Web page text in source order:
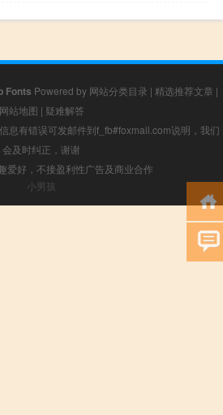
Fonts Powered by 网站分类目录 | 精选推荐文章 |
网站地图 | 疑难解答
息有错误可发邮件到f_fb#foxmail.com说明，我们
会及时纠正，谢谢
爱好，不接盈利性广告及商业合作
小男孩